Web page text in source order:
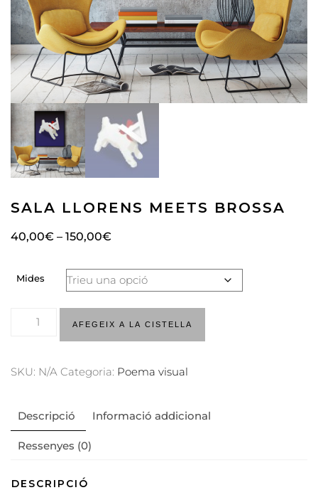
SALA LLORENS MEETS BROSSA
40,00€ – 150,00€
Mides
AFEGEIX A LA CISTELLA
SKU: N/A Categoria: Poema visual
Descripció Informació addicional
Ressenyes (0)
DESCRIPCIÓ